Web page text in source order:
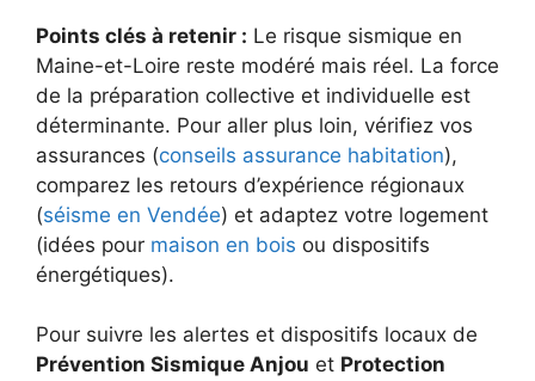
Points clés à retenir : Le risque sismique en
Maine-et-Loire reste modéré mais réel. La force
de la préparation collective et individuelle est
déterminante. Pour aller plus loin, vérifiez vos
assurances (conseils assurance habitation),
comparez les retours d’expérience régionaux
(séisme en Vendée) et adaptez votre logement
(idées pour maison en bois ou dispositifs
énergétiques).
Pour suivre les alertes et dispositifs locaux de
Prévention Sismique Anjou et Protection